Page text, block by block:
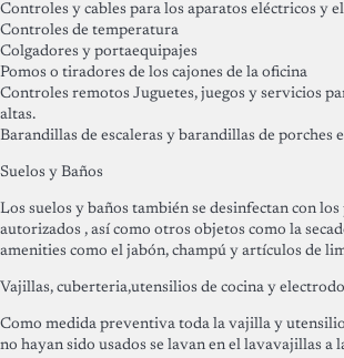
Controles y cables para los aparatos eléctricos y
Controles de temperatura
Colgadores y portaequipajes
Pomos o tiradores de los cajones de la oficina
Controles remotos Juguetes, juegos y servicios
altas.
Barandillas de escaleras y barandillas de porches
Suelos y Baños
Los suelos y baños también se desinfectan con
autorizados , así como otros objetos como la
amenities como el jabón, champú y artículos de
Vajillas, cuberteria,utensilios de cocina y
Como medida preventiva toda la vajilla y
no hayan sido usados se lavan en el lavavajillas a